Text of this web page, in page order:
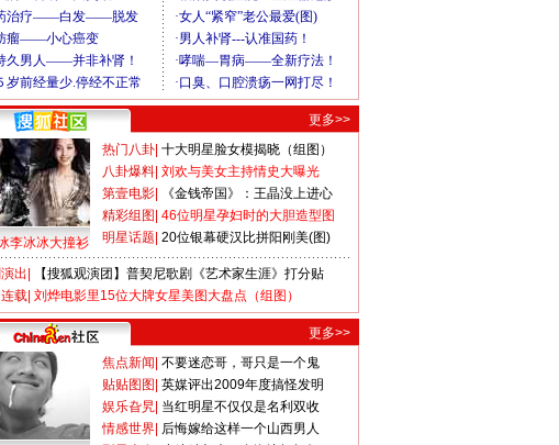
更多>>
李冰冰大撞衫
热门八卦 十大明星脸女模揭晓（组图）
八卦爆料 刘欢与美女主持情史大曝光
第壹电影
《金钱帝国》：王晶没上进心
精彩组图 46位明星孕妇时的大胆造型图
明星话题 20位银幕硬汉比拼阳刚美(图)
出
【搜狐观演团】普契尼歌剧《艺术家生涯》打分贴
载 刘烨电影里15位大牌女星美图大盘点（组图）
更多>>
焦点新闻 不要迷恋哥，哥只是一个鬼
贴贴图图 英媒评出2009年度搞怪发明
娱乐旮旯 当红明星不仅仅是名利双收
情感世界 后悔嫁给这样一个山西男人